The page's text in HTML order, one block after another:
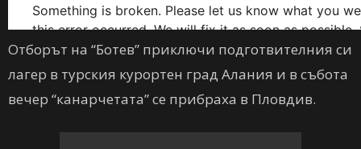
Отборът на “Ботев” приключи подготвителния си
лагер в турския курортен град Алания и в събота
вечер “канарчетата” се прибраха в Пловдив.